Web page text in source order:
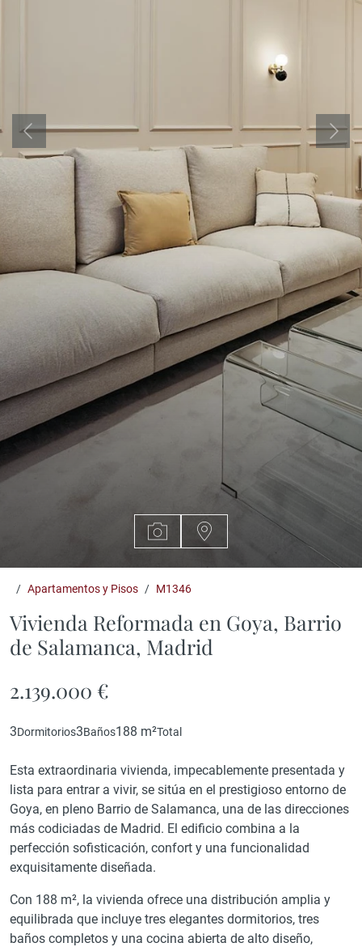
Apartamentos y Pisos M1346
Vivienda Reformada en Goya, Barrio
de Salamanca, Madrid
2.139.000 €
3Dormitorios3Baños188 m²Total
Esta extraordinaria vivienda, impecablemente presentada y
lista para entrar a vivir, se sitúa en el prestigioso entorno de
Goya, en pleno Barrio de Salamanca, una de las direcciones
más codiciadas de Madrid. El edificio combina a la
perfección sofisticación, confort y una funcionalidad
exquisitamente diseñada.
Con 188 m², la vivienda ofrece una distribución amplia y
equilibrada que incluye tres elegantes dormitorios, tres
baños completos y una cocina abierta de alto diseño,